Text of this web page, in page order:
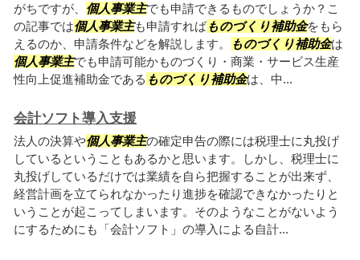
がちですが、 個人事業主でも申請できるものでしょうか？こ
の記事では個人事業主も申請すればものづくり補助金をもら
えるのか、申請条件などを解説します。
ものづくり補助金は
個人事業主でも申請可能かものづくり・商業・サービス生産
性向上促進補助金である ものづくり補助金は、中...
会計ソフト導入支援
法人の決算や個人事業主の確定申告の際には税理士に丸投げ
しているということもあるかと思います。しかし、税理士に
丸投げしているだけでは業績を自ら把握することが出来ず、
経営計画を立てられなかったり進捗を確認できなかったりと
いうことが起こってしまいます。そのようなことがないよう
にするためにも「会計ソフト」の導入による自計...